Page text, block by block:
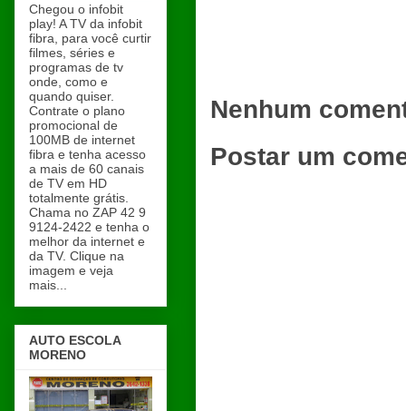
Nenhum
Postar um
Chegou o infobit
play! A TV da infobit
fibra, para você curtir
filmes, séries e
programas de tv
onde, como e
quando quiser.
Contrate o plano
promocional de
100MB de internet
fibra e tenha acesso
a mais de 60 canais
de TV em HD
totalmente grátis.
Chama no ZAP 42 9
9124-2422 e tenha o
melhor da internet e
da TV. Clique na
imagem e veja
mais...
AUTO ESCOLA
MORENO